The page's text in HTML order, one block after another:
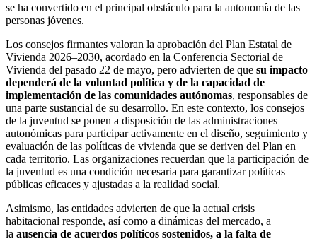
se ha convertido en el principal obstáculo para la autonomía de las
personas jóvenes.
Los consejos firmantes valoran la aprobación del Plan Estatal de
Vivienda 2026–2030, acordado en la Conferencia Sectorial de
Vivienda del pasado 22 de mayo, pero advierten de que su impacto
dependerá de la voluntad política y de la capacidad de
implementación de las comunidades autónomas, responsables de
una parte sustancial de su desarrollo. En este contexto, los consejos
de la juventud se ponen a disposición de las administraciones
autonómicas para participar activamente en el diseño, seguimiento y
evaluación de las políticas de vivienda que se deriven del Plan en
cada territorio. Las organizaciones recuerdan que la participación de
la juventud es una condición necesaria para garantizar políticas
públicas eficaces y ajustadas a la realidad social.
Asimismo, las entidades advierten de que la actual crisis
habitacional responde, así como a dinámicas del mercado, a
la ausencia de acuerdos políticos sostenidos, a la falta de